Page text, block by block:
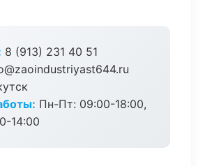
8 (913) 231 40 51
Пн-Пт: 09:00-18:00,
14:00